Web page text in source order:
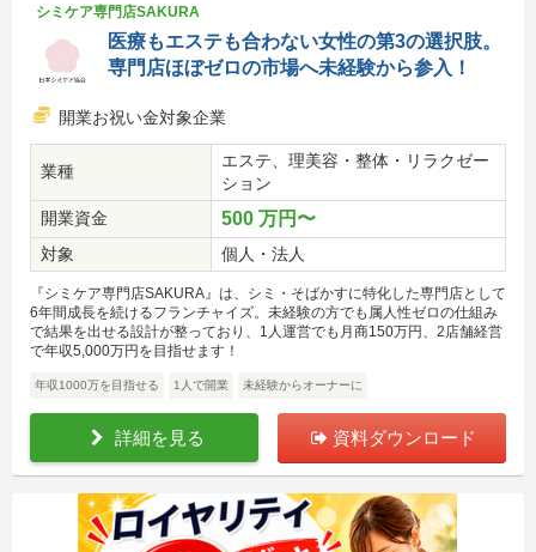
シミケア専門店SAKURA
医療もエステも合わない女性の第3の選択肢。
専門店ほぼゼロの市場へ未経験から参入！
開業お祝い金対象企業
業種
エステ、理美容・整体・リラクゼー
ション
開業資金
500 万円〜
対象 個人・法人
『シミケア専門店SAKURA』は、シミ・そばかすに特化した専門店として
6年間成長を続けるフランチャイズ。未経験の方でも属人性ゼロの仕組み
で結果を出せる設計が整っており、1人運営でも月商150万円、2店舗経営
で年収5,000万円を目指せます！
年収1000万を目指せる 1人で開業 未経験からオーナーに
詳細を見る 資料ダウンロード